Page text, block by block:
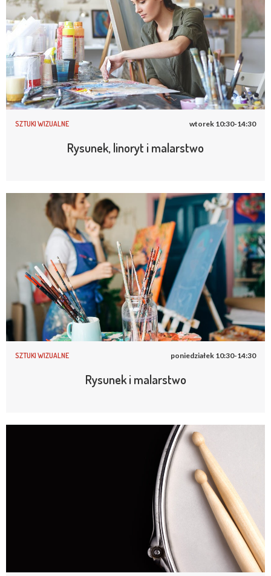
SZTUKI WIZUALNE wtorek 10:30-14:30
Rysunek, linoryt i malarstwo
SZTUKI WIZUALNE poniedziałek 10:30-14:30
Rysunek i malarstwo